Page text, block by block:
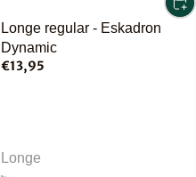
Longe regular - Eskadron
Dynamic
€13,95
Longe